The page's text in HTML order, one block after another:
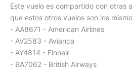
Este vuelo es compartido con otras
que estos otros vuelos son los
- AA8671 - American Airlines
- AV2583 - Avianca
- AY4814 - Finnair
- BA7062 - British Airways